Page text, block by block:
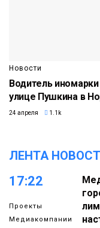
Новости
Водитель
улице Пушкина в
24 апреля 1.1k
ЛЕНТА
17:22
Проекты
Медиакомпании